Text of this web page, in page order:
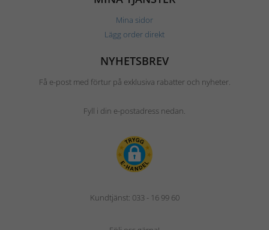
Mina sidor
Lägg order direkt
NYHETSBREV
Få e-post med förtur på exklusiva rabatter och nyheter.
Fyll i din e-postadress nedan.
Kundtjänst: 033 - 16 99 60